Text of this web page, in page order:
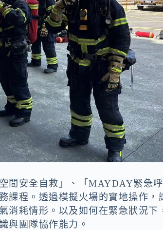
間安全自救」、「MAYDAY緊急呼
課程。透過模擬火場的實地操作，
消耗情形。以及如何在緊急狀況下
與團隊協作能力。